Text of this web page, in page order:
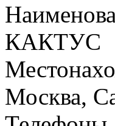
КАКТУС
Москва,